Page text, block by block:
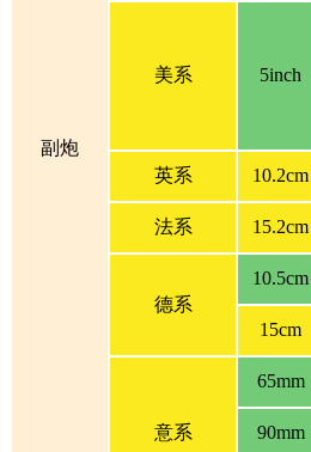
副炮
美系 5inch
英系 10.2cm
法系 15.2cm
德系
10.5cm
15cm
意系
65mm
90mm